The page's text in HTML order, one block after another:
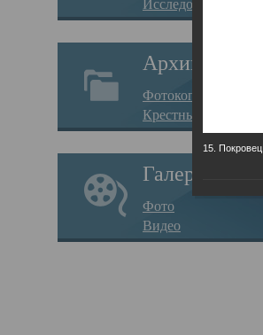
Архив
Фотокопии дел
Крестные ходы
Галерея
Фото
Видео
15. Покровец.